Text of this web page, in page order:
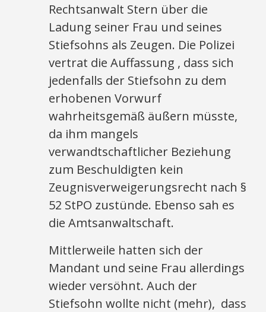
Rechtsanwalt Stern über die
Ladung seiner Frau und seines
Stiefsohns als Zeugen. Die Polizei
vertrat die Auffassung , dass sich
jedenfalls der Stiefsohn zu dem
erhobenen Vorwurf
wahrheitsgemäß äußern müsste,
da ihm mangels
verwandtschaftlicher Beziehung
zum Beschuldigten kein
Zeugnisverweigerungsrecht nach §
52 StPO zustünde. Ebenso sah es
die Amtsanwaltschaft.
Mittlerweile hatten sich der
Mandant und seine Frau allerdings
wieder versöhnt. Auch der
Stiefsohn wollte nicht (mehr), dass